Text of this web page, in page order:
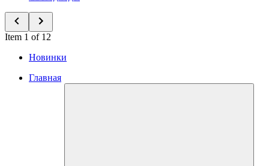
Item 1 of 12
Новинки
Главная